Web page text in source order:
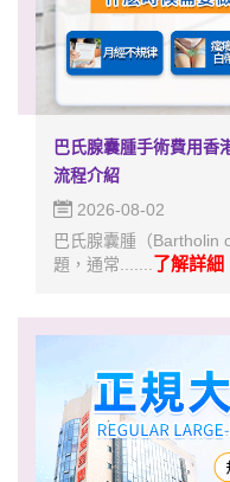
巴氏腺囊腫手術費用香
流程介紹
2026-08-02
巴氏腺囊腫（Bartholin
題，通常....... 了解詳細